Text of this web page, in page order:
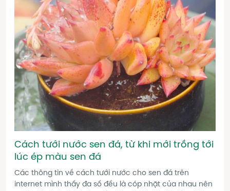
Cách tưới nước sen đá, từ khi mới trồng tới
lúc ép màu sen đá
Các thông tin về cách tưới nước cho sen đá trên
internet mình thấy đa số đều là cóp nhặt của nhau nên